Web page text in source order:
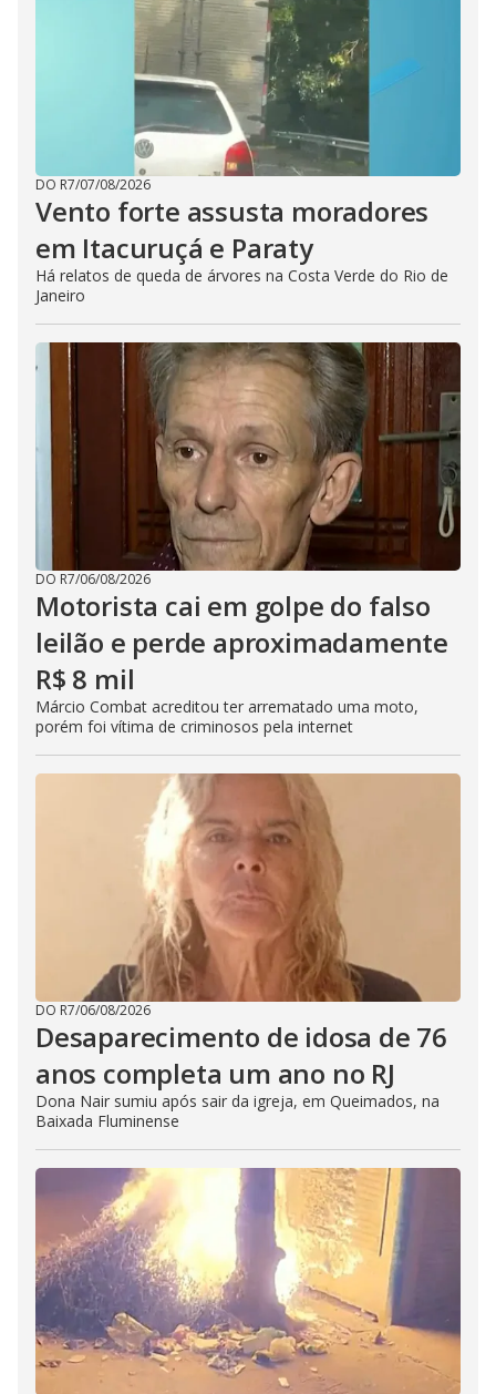
DO R7/07/08/2026
Vento forte assusta moradores
em Itacuruçá e Paraty
Há relatos de queda de árvores na Costa Verde do Rio de
Janeiro
DO R7/06/08/2026
Motorista cai em golpe do falso
leilão e perde aproximadamente
R$ 8 mil
Márcio Combat acreditou ter arrematado uma moto,
porém foi vítima de criminosos pela internet
DO R7/06/08/2026
Desaparecimento de idosa de 76
anos completa um ano no RJ
Dona Nair sumiu após sair da igreja, em Queimados, na
Baixada Fluminense